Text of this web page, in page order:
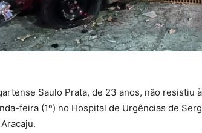
Saulo Prata, de 23 anos, não resistiu
feira (1º) no Hospital de Urgências de